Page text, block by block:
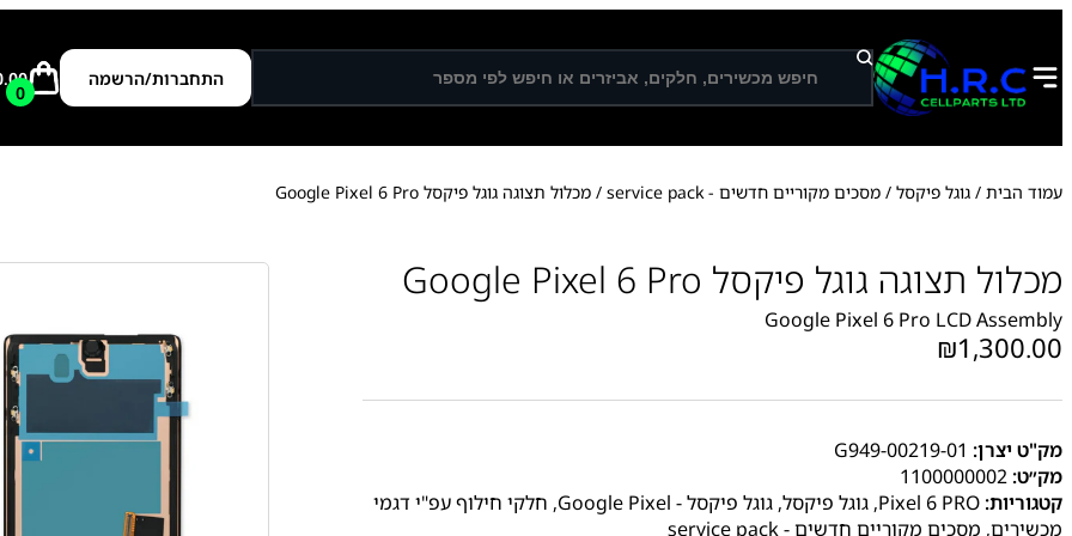
ח
י
פ
התחברות/הרשמה
0
עמוד הבית / גוגל פיקסל / מסכים מקוריים חדשים - service pack / מכלול תצוגה גוגל פיקסל Google Pixel 6 Pro
מכלול תצוגה גוגל פיקסל Google Pixel 6 Pro
Google Pixel 6 Pro LCD Assembly
₪1,300.00
מק"ט יצרן: G949-00219-01
מק״ט: 1100000002
קטגוריות: Pixel 6 PRO
, גוגל פיקסל, גוגל פיקסל - Google Pixel , חלקי חילוף עפ"י דגמי
מכשירים, מסכים מקוריים חדשים - service pack